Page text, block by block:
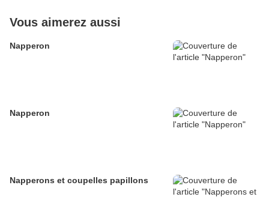
Vous aimerez aussi
Napperon
Napperon
Napperons et coupelles papillons